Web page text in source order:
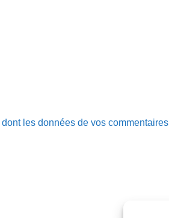
les données de vos commentaires